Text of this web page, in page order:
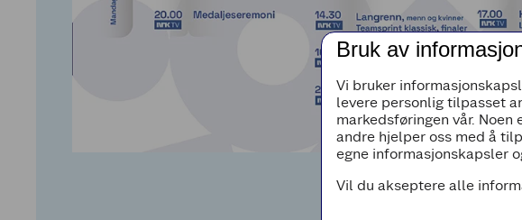
Bruk av
Vi bruker
levere personlig tilpasset
markedsføringen vår.
andre hjelper oss med å
egne informasjonskapsler
Vil du akseptere alle